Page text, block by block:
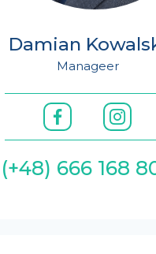
Damian
Manageer
(+48) 666 168